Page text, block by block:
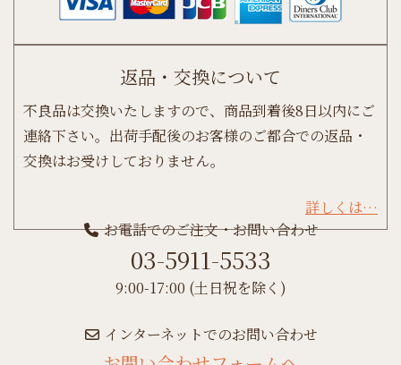
返品・交換について
不良品は交換いたしますので、商品到着後8日以内にご
連絡下さい。出荷手配後のお客様のご都合での返品・
交換はお受けしておりません。
詳しくは…
お電話でのご注文・お問い合わせ
03-5911-5533
9:00-17:00 (土日祝を除く)
インターネットでのお問い合わせ